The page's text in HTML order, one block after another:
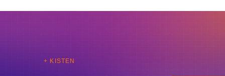
+ KISTEN